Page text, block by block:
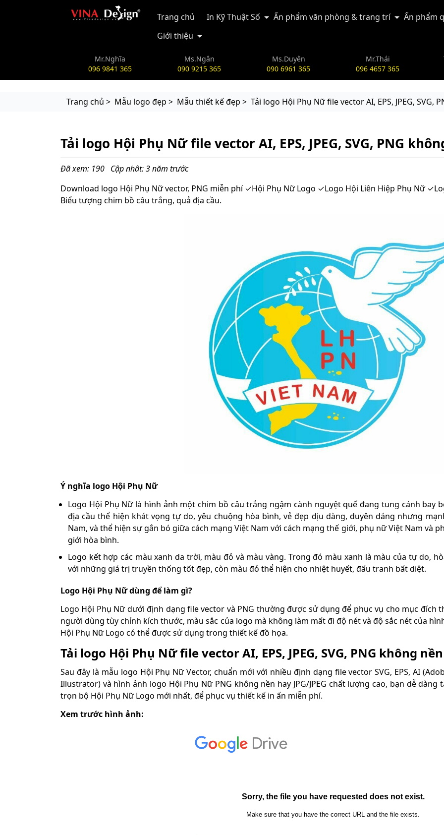
vinadesign.vn
Trang chủ In Kỹ Thuật Số Ấn phẩm văn phòng & trang trí Ấn phẩm
Giới thiệu
Mr.Nghĩa
096 9841 365
Ms.Ngân
090 9215 365
Ms.Duyên
090 6961 365
Mr.Thái
096 4657 365
Trang chủ > Mẫu logo đẹp > Mẫu thiết kế đẹp > Tải logo Hội Phụ Nữ file vector AI, EPS, JPEG, SVG,
Tải logo Hội Phụ Nữ file vector AI, EPS, JPEG, SVG, PNG
Đã xem: 190 Cập nhât: 3 năm trước
Download logo Hội Phụ Nữ vector, PNG miễn phí ✓Hội Phụ Nữ Logo ✓Logo Hội Liên Hiệp Phụ Nữ
Biểu tượng chim bồ câu trắng, quả địa cầu.
Ý nghĩa logo Hội Phụ Nữ
Logo Hội Phụ Nữ là hình ảnh một chim bồ câu trắng ngậm cành nguyệt quế đang tung cánh bay
địa cầu thể hiện khát vọng tự do, yêu chuộng hòa bình, vẻ đẹp dịu dàng, duyên dáng nhưng
Nam, và thể hiện sự gắn bó giữa cách mạng Việt Nam với cách mạng thế giới, phụ nữ Việt Nam và
giới hòa bình.
Logo kết hợp các màu xanh da trời, màu đỏ và màu vàng. Trong đó màu xanh là màu của tự do,
với những giá trị truyền thống tốt đẹp, còn màu đỏ thể hiện cho nhiệt huyết, đấu tranh bất diệt.
Logo Hội Phụ Nữ dùng để làm gì?
Logo Hội Phụ Nữ dưới định dạng file vector và PNG thường được sử dụng để phục vụ cho mục đích
người dùng tùy chỉnh kích thước, màu sắc của logo mà không làm mất đi độ nét và độ sắc nét của
Hội Phụ Nữ Logo có thể được sử dụng trong thiết kế đồ họa.
Tải logo Hội Phụ Nữ file vector AI, EPS, JPEG, SVG, PNG không nền
Sau đây là mẫu logo Hội Phụ Nữ Vector, chuẩn mới với nhiều định dạng file vector SVG, EPS, AI
Illustrator) và hình ảnh logo Hội Phụ Nữ PNG không nền hay JPG/JPEG chất lượng cao, bạn dễ dàng
trọn bộ Hội Phụ Nữ Logo mới nhất, để phục vụ thiết kế in ấn miễn phí.
Xem trước hình ảnh: